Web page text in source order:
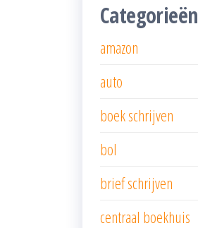
Categorieën
amazon
auto
boek schrijven
bol
brief schrijven
centraal boekhuis